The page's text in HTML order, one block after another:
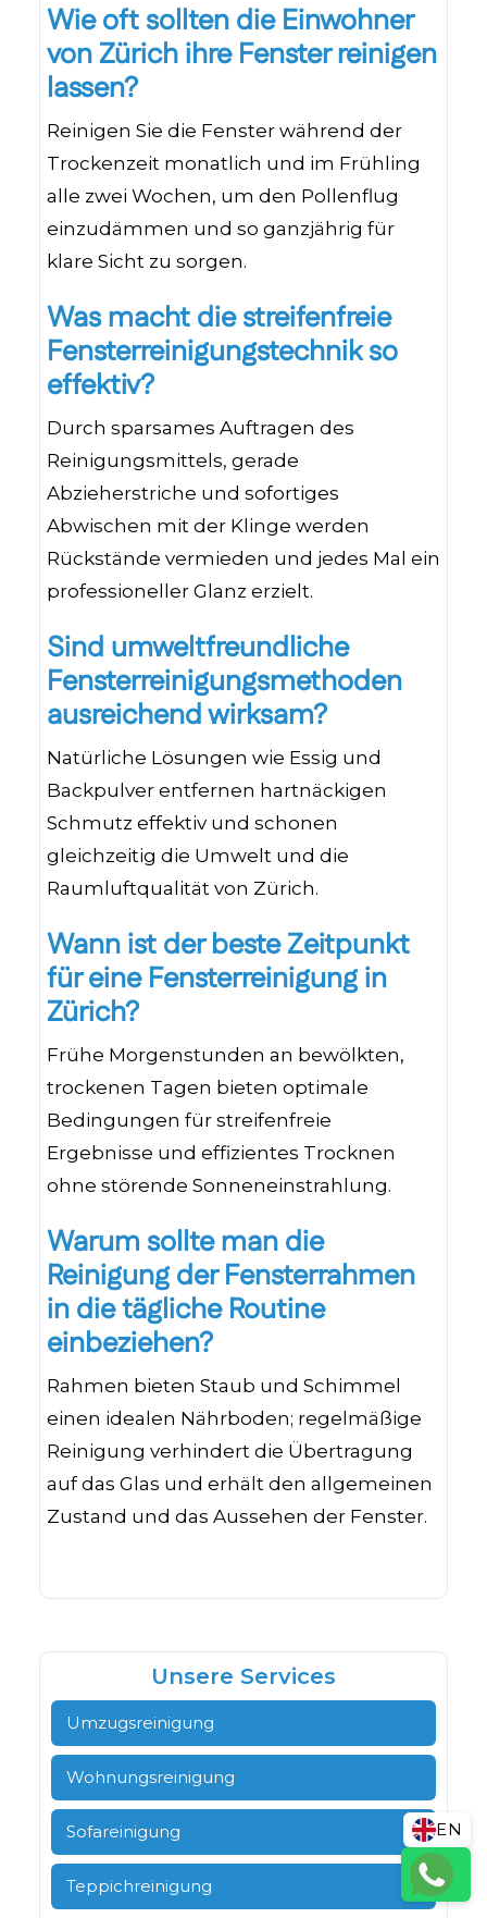
Wie oft sollten die Einwohner
von Zürich ihre Fenster reinigen
lassen?
Reinigen Sie die Fenster während der
Trockenzeit monatlich und im Frühling
alle zwei Wochen, um den Pollenflug
einzudämmen und so ganzjährig für
klare Sicht zu sorgen.
Was macht die streifenfreie
Fensterreinigungstechnik so
effektiv?
Durch sparsames Auftragen des
Reinigungsmittels, gerade
Abzieherstriche und sofortiges
Abwischen mit der Klinge werden
Rückstände vermieden und jedes Mal ein
professioneller Glanz erzielt.
Sind umweltfreundliche
Fensterreinigungsmethoden
ausreichend wirksam?
Natürliche Lösungen wie Essig und
Backpulver entfernen hartnäckigen
Schmutz effektiv und schonen
gleichzeitig die Umwelt und die
Raumluftqualität von Zürich.
Wann ist der beste Zeitpunkt
für eine Fensterreinigung in
Zürich?
Frühe Morgenstunden an bewölkten,
trockenen Tagen bieten optimale
Bedingungen für streifenfreie
Ergebnisse und effizientes Trocknen
ohne störende Sonneneinstrahlung.
Warum sollte man die
Reinigung der Fensterrahmen
in die tägliche Routine
einbeziehen?
Rahmen bieten Staub und Schimmel
einen idealen Nährboden; regelmäßige
Reinigung verhindert die Übertragung
auf das Glas und erhält den allgemeinen
Zustand und das Aussehen der Fenster.
Unsere Services
Umzugsreinigung
Wohnungsreinigung
Sofareinigung
Teppichreinigung
EN